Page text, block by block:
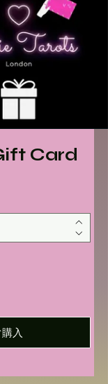
Card
入